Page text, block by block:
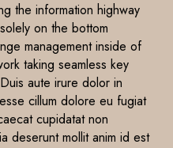
the information highway
on the bottom
management inside of
taking seamless key
aute irure dolor in
cillum dolore eu fugiat
cupidatat non
deserunt mollit anim id est